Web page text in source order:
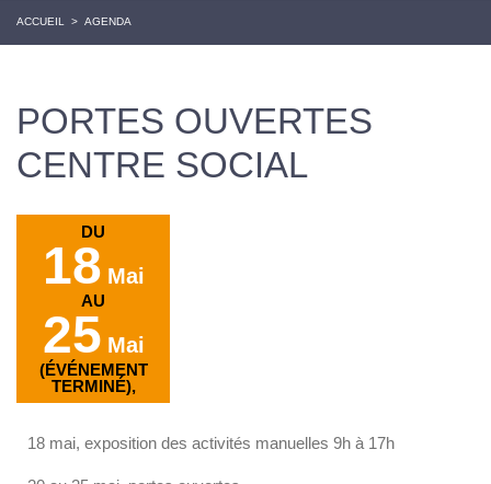
ACCUEIL > AGENDA
PORTES OUVERTES
CENTRE SOCIAL
DU
18 Mai
AU
25 Mai
(ÉVÉNEMENT
TERMINÉ),
18 mai, exposition des activités manuelles 9h à 17h